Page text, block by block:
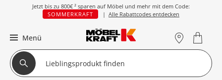
Jetzt bis zu 800€ ² sparen auf Möbel und mehr mit dem Code:
SOMMERKRAFT
| Alle Rabattcodes entdecken
Menü